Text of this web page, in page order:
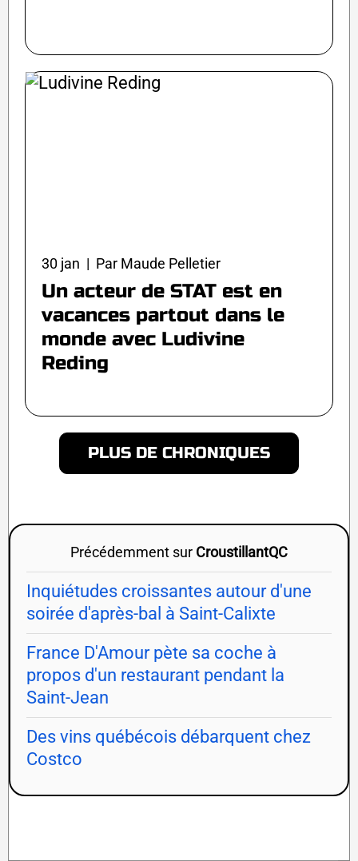
30 jan | Par Maude Pelletier
Un acteur de STAT est en
vacances partout dans le
monde avec Ludivine
Reding
PLUS DE CHRONIQUES
Précédemment sur CroustillantQC
Inquiétudes croissantes autour d'une
soirée d'après-bal à Saint-Calixte
France D'Amour pète sa coche à
propos d'un restaurant pendant la
Saint-Jean
Des vins québécois débarquent chez
Costco